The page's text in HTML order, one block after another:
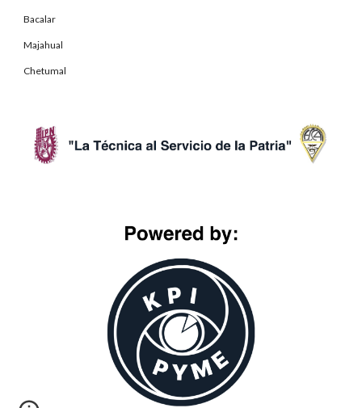
Bacalar
Majahual
Chetumal